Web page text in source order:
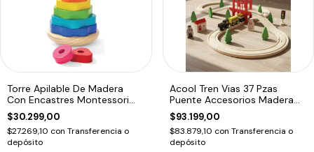
Torre Apilable De Madera
Con Encastres Montessori
Multicolor
$30.299,00
$27.269,10 con Transferencia o
depósito
Acool Tren Vias 37 Pzas
Puente Accesorios Madera
Ac7504
$93.199,00
$83.879,10 con Transferencia o
depósito